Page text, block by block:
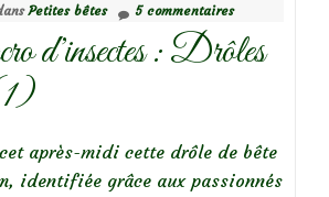
Petites bêtes 5 commentaires
d’insectes : Drôles
après-midi cette drôle de bête
identifiée grâce aux passionnés